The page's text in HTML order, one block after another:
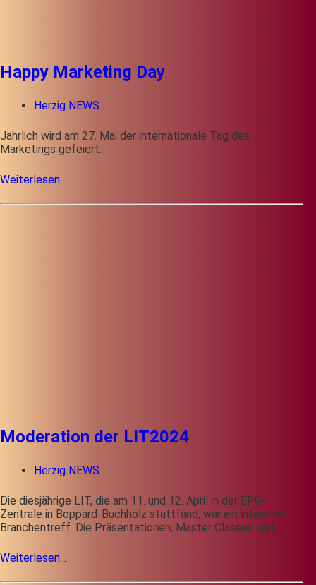
Happy Marketing Day
Herzig NEWS
Jährlich wird am 27. Mai der internationale Tag des
Marketings gefeiert.
Weiterlesen...
Moderation der LIT2024
Herzig NEWS
Die diesjährige LIT, die am 11. und 12. April in der EPG-
Zentrale in Boppard-Buchholz stattfand, war ein intensiver
Branchentreff. Die Präsentationen, Master Classes und …
Weiterlesen...